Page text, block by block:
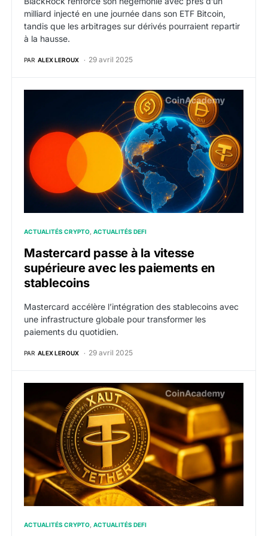
milliard injecté en une journée dans son ETF Bitcoin,
tandis que les arbitrages sur dérivés pourraient repartir
à la hausse.
PAR ALEX LEROUX 29 avril 2025
Mastercard passe à la vitesse supérieure avec les
ACTUALITÉS CRYPTO ACTUALITÉS DEFI
Mastercard passe à la vitesse
supérieure avec les paiements en
stablecoins
Mastercard accélère l’intégration des stablecoins avec
une infrastructure globale pour transformer les
paiements du quotidien.
PAR ALEX LEROUX 29 avril 2025
XAUT : Tether Gold explose avec 770 millions de
ACTUALITÉS CRYPTO ACTUALITÉS DEFI